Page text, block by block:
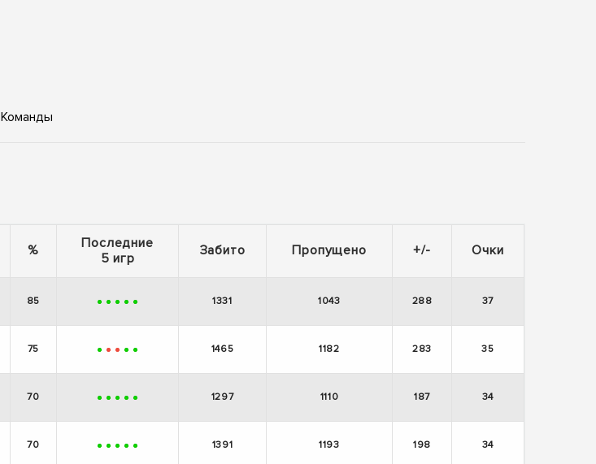
Команды
%
Последние
5 игр
Забито Пропущено +/- Очки
85 + + + + + 1331 1043 288 37
75 + - - + + 1465 1182 283 35
70 + + + + + 1297 1110 187 34
70 + + + + + 1391 1193 198 34